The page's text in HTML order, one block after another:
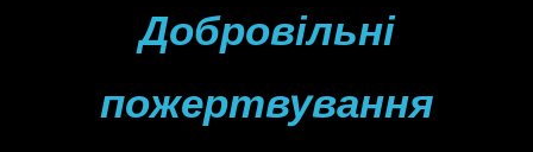
Добровільні
пожертвування